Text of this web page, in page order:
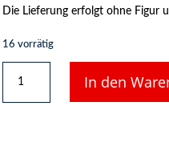
Die Lieferung erfolgt ohne Figur
16 vorrätig
11277
H
In den